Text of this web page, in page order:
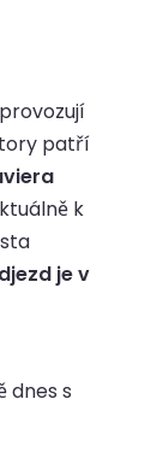
patří
k
je v
dnes s